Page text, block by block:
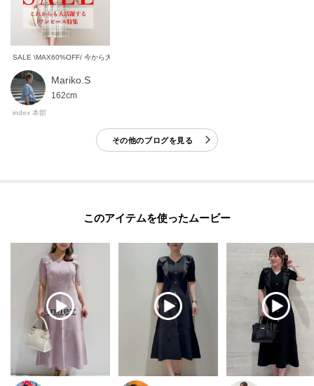
SALE \MAX60%OFF/ 今から大活躍するワンピース特集
Mariko.S
162cm
index 本部
その他のブログを見る
このアイテムを使ったムービー